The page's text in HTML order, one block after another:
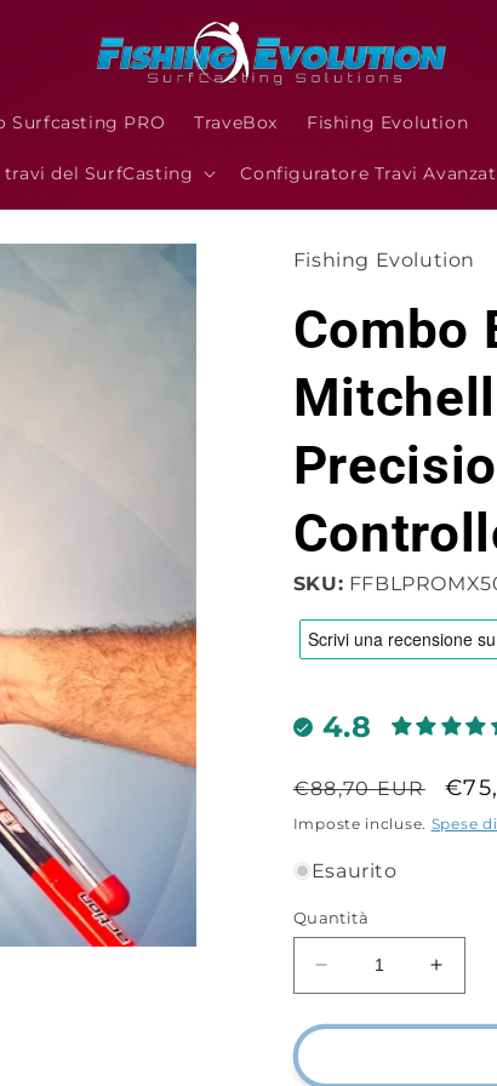
Surfcasting PRO TraveBox Fishing Evolution
travi del SurfCasting Configuratore Travi
Fishing Evolution
Combo
SKU:
4.8
Prezzo
di
€88,70 EUR
Imposte incluse. Spese
Esaurito
Quantità
Diminuisci
quantità
per
Beach
per